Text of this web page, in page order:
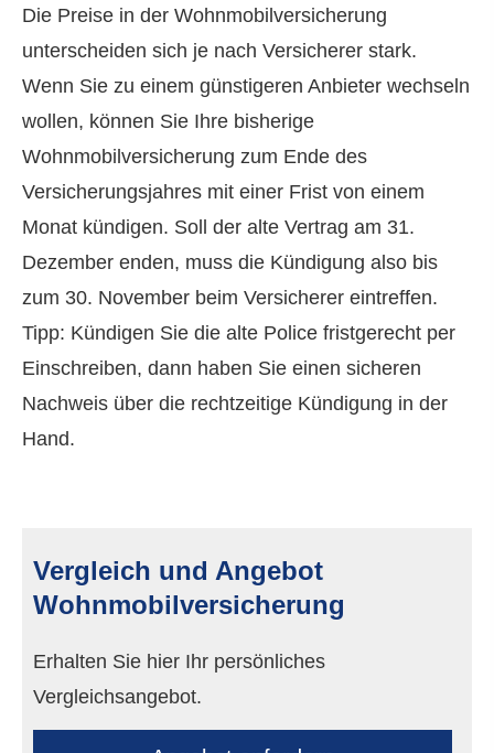
Die Preise in der Wohnmobilversicherung
unterscheiden sich je nach Versicherer stark.
Wenn Sie zu einem günstigeren Anbieter wechseln
wollen, können Sie Ihre bisherige
Wohnmobilversicherung zum Ende des
Versicherungsjahres mit einer Frist von einem
Monat kündigen. Soll der alte Vertrag am 31.
Dezember enden, muss die Kündigung also bis
zum 30. November beim Versicherer eintreffen.
Tipp: Kündigen Sie die alte Police fristgerecht per
Einschreiben, dann haben Sie einen sicheren
Nachweis über die rechtzeitige Kündigung in der
Hand.
Vergleich und Angebot
Wohnmobilversicherung
Erhalten Sie hier Ihr persönliches
Vergleichsangebot.